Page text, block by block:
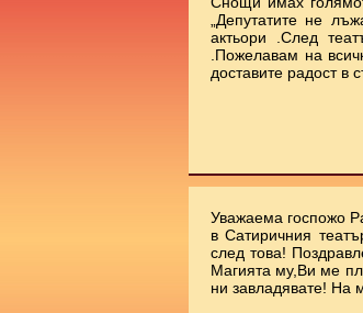
„Депутатите не
актьори .След
.Пожелавам на
доставите радост в
Уважаема госпожо
в Сатиричния
след това!
Магията му,Ви ме
ни завладявате! На